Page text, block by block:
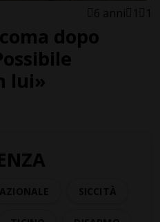
6 anni 1 1
dopo
lui»